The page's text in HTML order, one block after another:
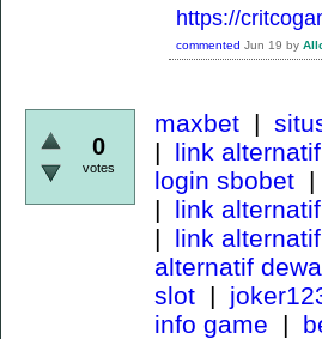
https://
commented Jun 19 by
0
votes
maxbet |
| link
login sbobet |
| link
| link
alternatif
slot |
info game |